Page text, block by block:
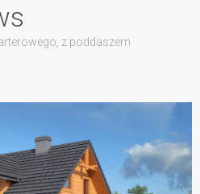
z poddaszem